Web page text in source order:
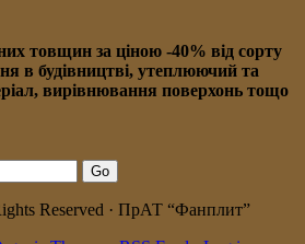
товщин за ціною -40% від сорту
в будівництві, утеплюючий та
вирівнювання поверхонь тощо
Reserved · ПрАТ “Фанплит”